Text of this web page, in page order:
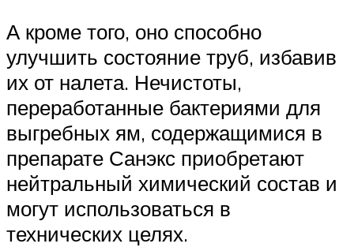
А кроме того, оно способно
улучшить состояние труб, избавив
их от налета. Нечистоты,
переработанные бактериями для
выгребных ям, содержащимися в
препарате Санэкс приобретают
нейтральный химический состав и
могут использоваться в
технических целях.